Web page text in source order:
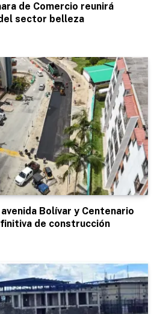
de Comercio reunirá
sector belleza
Bolívar y Centenario
de construcción